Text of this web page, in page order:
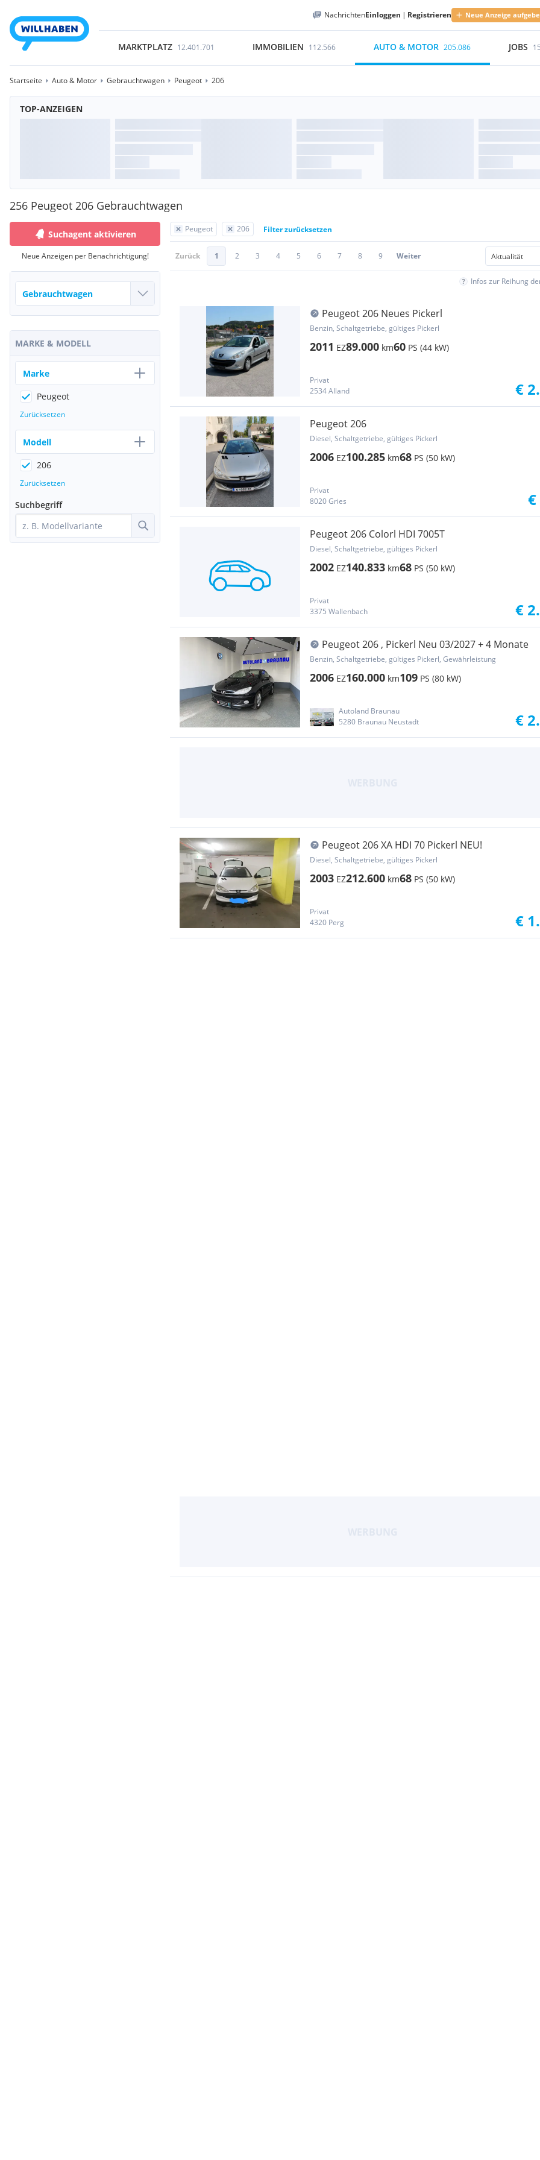
NachrichtenEinloggen | Registrieren Neue Anzeige
MARKTPLATZ 12.401.701 IMMOBILIEN 112.566 AUTO & MOTOR 205.086 JOBS
Startseite Auto & Motor Gebrauchtwagen Peugeot 206
TOP-ANZEIGEN
256 Peugeot 206 Gebrauchtwagen
Peugeot 206 Filter zurücksetzen
Zurück 1 2 3 4 5 6 7 8 9 Weiter
Infos zur Reihung
Peugeot 206 Neues Pickerl
Benzin, Schaltgetriebe, gültiges Pickerl
2011 EZ89.000 km60 PS (44 kW)
Privat
2534 Alland
€
Peugeot 206
Diesel, Schaltgetriebe, gültiges Pickerl
2006 EZ100.285 km68 PS (50 kW)
Privat
8020 Gries
€
Peugeot 206 Colorl HDI 7005T
Diesel, Schaltgetriebe, gültiges Pickerl
2002 EZ140.833 km68 PS (50 kW)
Privat
3375 Wallenbach
€
Peugeot 206 , Pickerl Neu 03/2027 + 4 Monate
Benzin, Schaltgetriebe, gültiges Pickerl, Gewährleistung
2006 EZ160.000 km109 PS (80 kW)
Autoland Braunau
5280 Braunau Neustadt
€
Peugeot 206 XA HDI 70 Pickerl NEU!
Diesel, Schaltgetriebe, gültiges Pickerl
2003 EZ212.600 km68 PS (50 kW)
Privat
4320 Perg
€
Suchagent aktivieren
Neue Anzeigen per Benachrichtigung!
MARKE & MODELL
Marke
Peugeot
Zurücksetzen
Modell
206
Zurücksetzen
Suchbegriff